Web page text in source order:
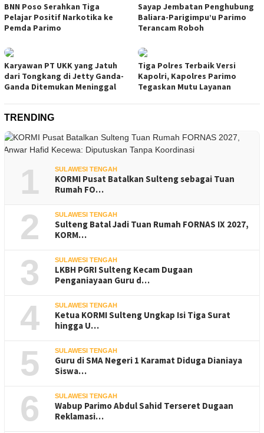
BNN Poso Serahkan Tiga
Pelajar Positif Narkotika ke
Pemda Parimo
Sayap Jembatan Penghubung
Baliara-Parigimpu’u Parimo
Terancam Roboh
Karyawan PT UKK yang Jatuh
dari Tongkang di Jetty Ganda-
Ganda Ditemukan Meninggal
Tiga Polres Terbaik Versi
Kapolri, Kapolres Parimo
Tegaskan Mutu Layanan
TRENDING
1 SULAWESI TENGAH
KORMI Pusat Batalkan Sulteng sebagai Tuan
Rumah FO…
2 SULAWESI TENGAH
Sulteng Batal Jadi Tuan Rumah FORNAS IX 2027,
KORM…
3 SULAWESI TENGAH
LKBH PGRI Sulteng Kecam Dugaan
Penganiayaan Guru d…
4 SULAWESI TENGAH
Ketua KORMI Sulteng Ungkap Isi Tiga Surat
hingga U…
5 SULAWESI TENGAH
Guru di SMA Negeri 1 Karamat Diduga Dianiaya
Siswa…
6 SULAWESI TENGAH
Wabup Parimo Abdul Sahid Terseret Dugaan
Reklamasi…